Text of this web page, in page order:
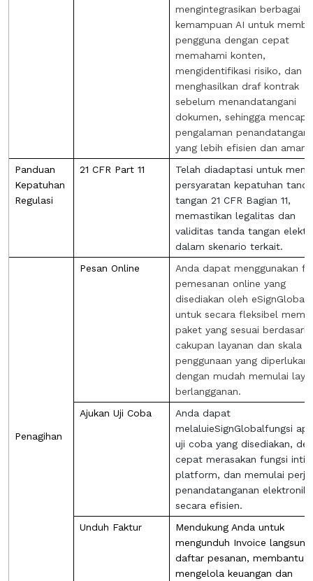
mengintegrasikan berbagai
kemampuan AI untuk
pengguna dengan cepat
memahami konten,
mengidentifikasi risiko, dan
menghasilkan draf kontrak
sebelum menandatangani
dokumen, sehingga
pengalaman
yang lebih efisien dan aman.
Panduan
Kepatuhan
Regulasi
21 CFR Part 11
Telah diadaptasi untuk
persyaratan kepatuhan tanda
tangan 21 CFR Bagian 11,
memastikan legalitas dan
validitas tanda tangan
dalam skenario terkait.
Penagihan
Pesan Online
Anda dapat menggunakan
pemesanan online yang
disediakan oleh eSignGlobal
untuk secara fleksibel
paket yang sesuai
cakupan layanan dan skala
penggunaan yang
dengan mudah memulai
berlangganan.
Ajukan Uji Coba
Anda dapat
melaluieSignGlobalfungsi
uji coba yang disediakan,
cepat merasakan fungsi inti
platform, dan memulai
penandatanganan elektronik
secara efisien.
Unduh Faktur
Mendukung Anda untuk
mengunduh Invoice
daftar pesanan, membantu
mengelola keuangan dan